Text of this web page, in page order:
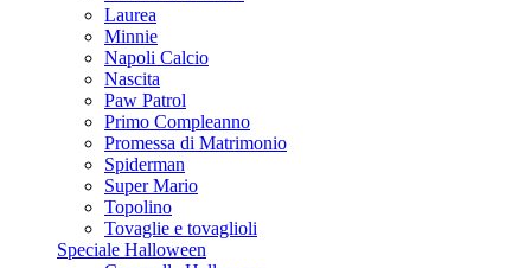
Laurea
Minnie
Napoli Calcio
Nascita
Paw Patrol
Primo Compleanno
Promessa di Matrimonio
Spiderman
Super Mario
Topolino
Tovaglie e tovaglioli
Speciale Halloween